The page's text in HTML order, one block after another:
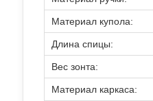
Материал купола:
Длина спицы:
Вес зонта:
Материал каркаса: